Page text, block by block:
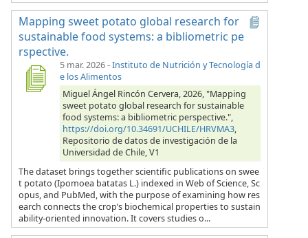
Mapping sweet potato global research for
sustainable food systems: a bibliometric pe
rspective.
5 mar. 2026-Instituto de Nutrición y Tecnología d
e los Alimentos
Miguel Ángel Rincón Cervera, 2026, "Mapping
sweet potato global research for sustainable
food systems: a bibliometric perspective.",
https://doi.org/10.34691/UCHILE/HRVMA3,
Repositorio de datos de investigación de la
Universidad de Chile, V1
The dataset brings together scientific publications on swee
t potato (Ipomoea batatas L.) indexed in Web of Science, Sc
opus, and PubMed, with the purpose of examining how res
earch connects the crop’s biochemical properties to sustain
ability-oriented innovation. It covers studies o...